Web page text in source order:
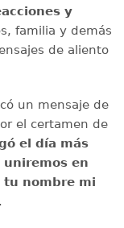
y
familia y demás
de aliento
un mensaje de
el certamen de
el día más
en
tu nombre mi